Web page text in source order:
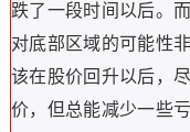
跌了一段时间以后。
对底部区域的可能性
该在股价回升以后，
价，但总能减少一些